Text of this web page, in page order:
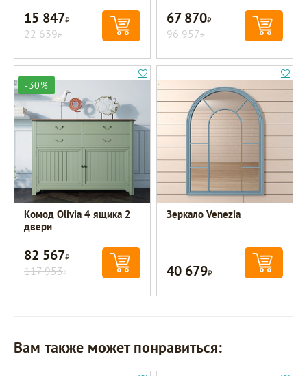
15 847Р
22 639Р
67 870Р
96 957Р
-30%
Комод Olivia 4 ящика 2
двери
82 567Р
117 953Р
Зеркало Venezia
40 679Р
Вам также может понравиться: